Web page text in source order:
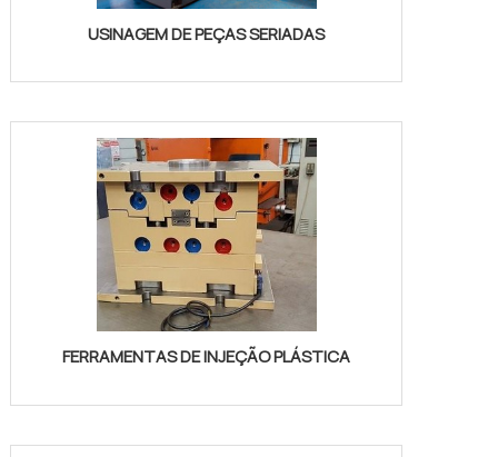
USINAGEM DE PEÇAS SERIADAS
FERRAMENTAS DE INJEÇÃO PLÁSTICA